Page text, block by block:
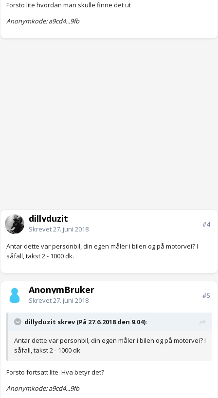
Forsto lite hvordan man skulle finne det ut
Anonymkode: a9cd4...9fb
dillyduzit
Skrevet27. juni 2018
#4
Antar dette var personbil, din egen måler i bilen og på motorvei? I
såfall, takst 2 - 1000 dk.
AnonymBruker
Skrevet27. juni 2018
#5
dillyduzit skrev (På 27.6.2018 den 9.04):
Antar dette var personbil, din egen måler i bilen og på motorvei? I
såfall, takst 2 - 1000 dk.
Forsto fortsatt lite. Hva betyr det?
Anonymkode: a9cd4...9fb